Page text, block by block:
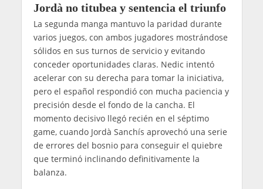
Jordà no titubea y sentencia el triunfo
La segunda manga mantuvo la paridad durante
varios juegos, con ambos jugadores mostrándose
sólidos en sus turnos de servicio y evitando
conceder oportunidades claras. Nedic intentó
acelerar con su derecha para tomar la iniciativa,
pero el español respondió con mucha paciencia y
precisión desde el fondo de la cancha. El
momento decisivo llegó recién en el séptimo
game, cuando Jordà Sanchís aprovechó una serie
de errores del bosnio para conseguir el quiebre
que terminó inclinando definitivamente la
balanza.